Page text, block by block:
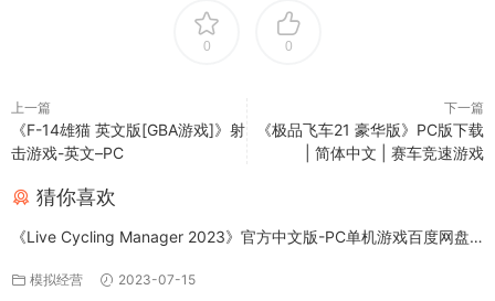
0 0
上一篇
《F-14雄猫 英文版[GBA游戏]》射
击游戏-英文–PC
下一篇
《极品飞车21 豪华版》PC版下载
| 简体中文 | 赛车竞速游戏
猜你喜欢
《Live Cycling Manager 2023》官方中文版-PC单机游戏百度网盘
模拟经营 2023-07-15